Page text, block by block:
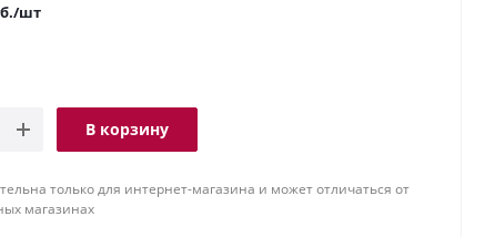
/шт
В корзину
только для интернет-магазина и может отличаться от
магазинах